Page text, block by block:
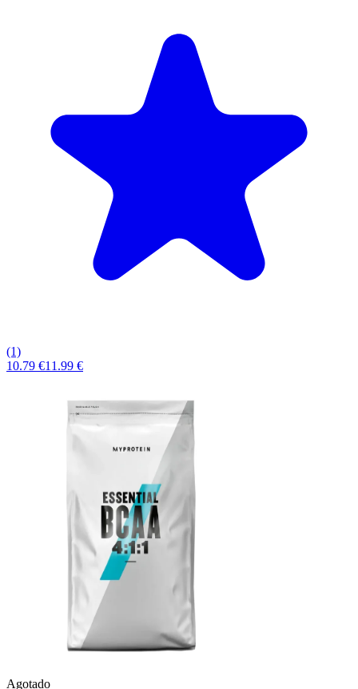
(1)
10.79 €11.99 €
Agotado